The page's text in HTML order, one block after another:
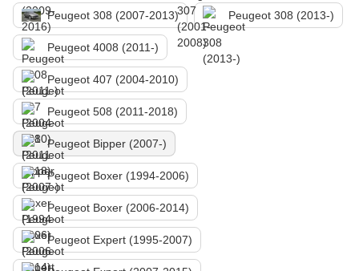
Peugeot 308 (2007-2013) Peugeot 308 (2013-)
Peugeot 4008 (2011-)
Peugeot 407 (2004-2010)
Peugeot 508 (2011-2018)
Peugeot Bipper (2007-)
Peugeot Boxer (1994-2006)
Peugeot Boxer (2006-2014)
Peugeot Expert (1995-2007)